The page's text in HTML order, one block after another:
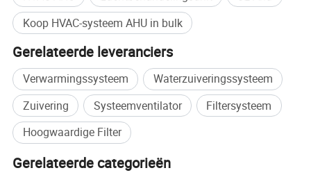
Koop HVAC-systeem AHU in bulk
Gerelateerde leveranciers
Verwarmingssysteem
Waterzuiveringssysteem
Zuivering
Systeemventilator
Filtersysteem
Hoogwaardige Filter
Gerelateerde categorieën